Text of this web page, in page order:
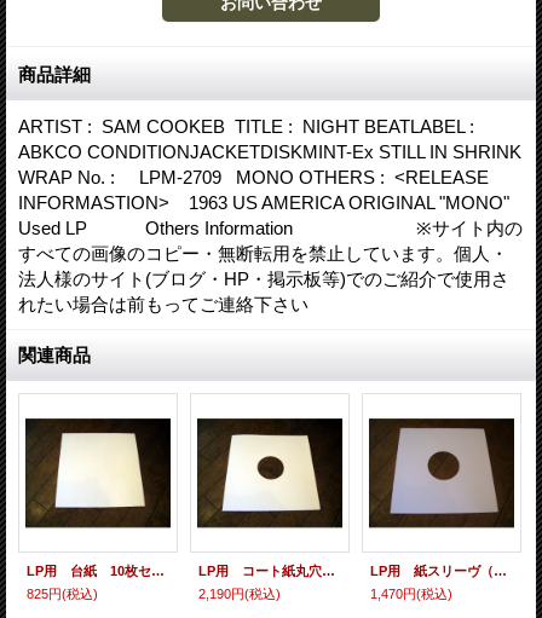
商品詳細
ARTIST : SAM COOKEB TITLE : NIGHT BEATLABEL :
ABKCO CONDITIONJACKETDISKMINT-Ex STILL IN SHRINK
WRAP No. : LPM-2709 MONO OTHERS : <RELEASE
INFORMASTION> 1963 US AMERICA ORIGINAL "MONO"
Used LP Others Information ※サイト内の
すべての画像のコピー・無断転用を禁止しています。個人・
法人様のサイト(ブログ・HP・掲示板等)でのご紹介で使用さ
れたい場合は前もってご連絡下さい
関連商品
LP用 台紙 10枚セット
825円(税込)
LP用 コート紙丸穴ジャケ 10枚セット
2,190円(税込)
LP用 紙スリーヴ（レギュラー 四角の角） 10枚セット
1,470円(税込)